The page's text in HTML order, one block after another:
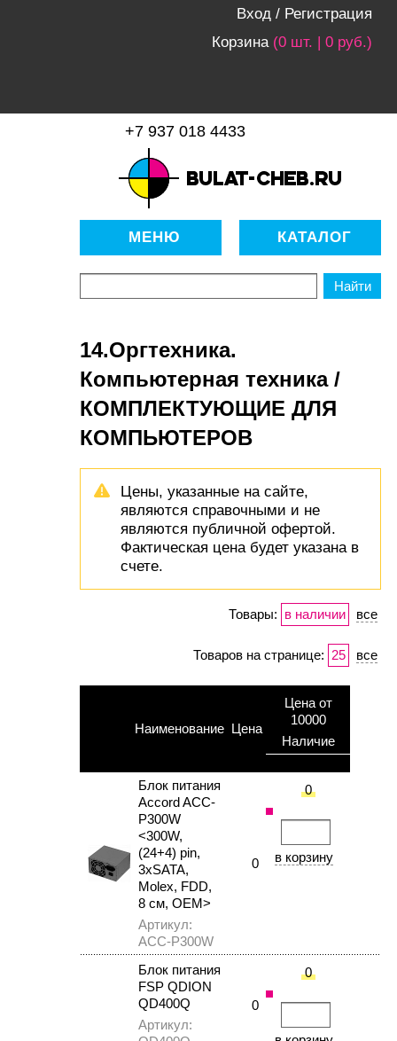
Вход / Регистрация
Корзина (0 шт. | 0 руб.)
материалы для копировально-
множительной техники
+7 937 018 4433
МЕНЮ КАТАЛОГ
14.Оргтехника.
Компьютерная техника /
КОМПЛЕКТУЮЩИЕ ДЛЯ
КОМПЬЮТЕРОВ
Цены, указанные на сайте,
являются справочными и не
являются публичной офертой.
Фактическая цена будет указана в
счете.
Товары: в наличии все
Товаров на странице: 25 все
Наименование Цена
Цена от
10000
Наличие
Блок питания
Accord ACC-
P300W
<300W,
(24+4) pin,
3xSATA,
Molex, FDD,
8 см, OEM>
Артикул:
ACC-P300W
0
0
Блок питания
FSP QDION
QD400Q
Артикул:
0
0